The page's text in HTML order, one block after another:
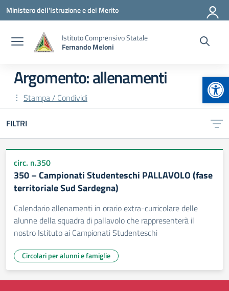
Vai ai contenuti
Vai al menu di navigazione
Vai al footer
Ministero dell'Istruzione e del Merito
Istituto Comprensivo Statale
Fernando Meloni
Argomento: allenamenti
Stampa / Condividi
FILTRI
circ. n.350
350 – Campionati Studenteschi PALLAVOLO (fase
territoriale Sud Sardegna)
Calendario allenamenti in orario extra-curricolare delle
alunne della squadra di pallavolo che rappresenterà il
nostro Istituto ai Campionati Studenteschi
Circolari per alunni e famiglie